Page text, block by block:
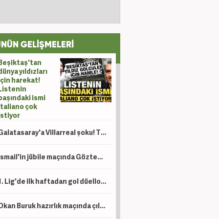
GELİŞMELERİ
yıldızları
harekat!
ismi
çok
Galatasaray'a Villarreal şoku! Taraftardan yönetime sert tepki
İsmail'in jübile maçında Göztepe, Trabzonspor'u mağlup etti
1. Lig'de ilk haftadan gol düellosu! Sezona flaş başlangıç
Okan Buruk hazırlık maçında çıldırdı! 5. dakikada kırmızı kart gördü